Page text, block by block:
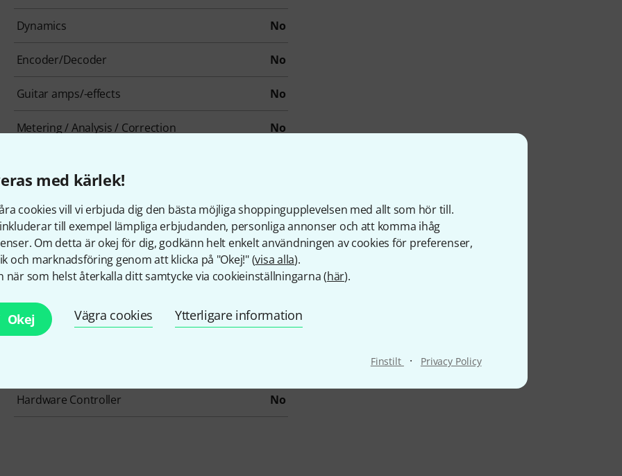
med kärlek!
cookies vill vi erbjuda dig den bästa möjliga shoppingupplevelsen med allt som hör till.
till exempel lämpliga erbjudanden, personliga annonser och att komma ihåg
Om detta är okej för dig, godkänn helt enkelt användningen av cookies för preferenser,
och marknadsföring genom att klicka på "Okej!" (visa alla).
när som helst återkalla ditt samtycke via cookieinställningarna (här).
Okej Vägra cookies Ytterligare information
Finstilt · Privacy Policy
Dynamics No
Encoder/Decoder No
Guitar amps/-effects No
Metering / Analysis / Correction No
Psychoacoustic tool / Enhancer / Exciter No
Reverb No
Pitch Shifter / Harmonizer / Timestretching No
Hardware Controller No